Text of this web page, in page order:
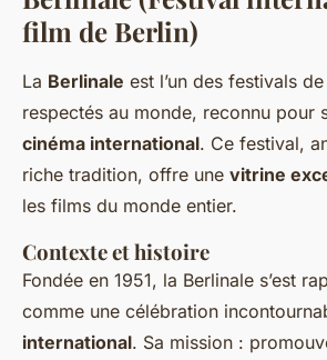
film de Berlin)
La Berlinale est l’un des festivals
respectés au monde, reconnu pour
cinéma international. Ce festival,
riche tradition, offre une vitrine
les films du monde entier.
Contexte et histoire
Fondée en 1951, la Berlinale s’est
comme une célébration
international. Sa mission :